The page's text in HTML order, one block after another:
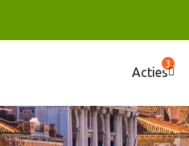
Acties
3